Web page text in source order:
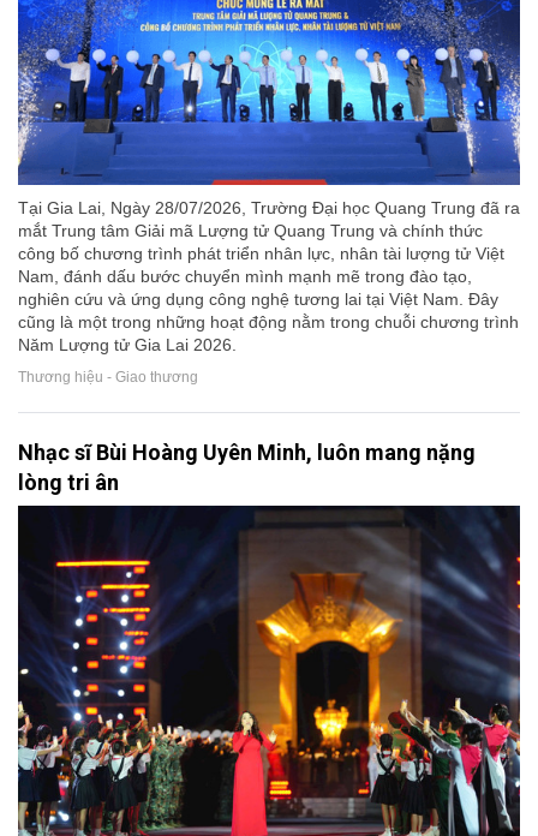
Tại Gia Lai, Ngày 28/07/2026, Trường Đại học Quang Trung đã ra
mắt Trung tâm Giải mã Lượng tử Quang Trung và chính thức
công bố chương trình phát triển nhân lực, nhân tài lượng tử Việt
Nam, đánh dấu bước chuyển mình mạnh mẽ trong đào tạo,
nghiên cứu và ứng dụng công nghệ tương lai tại Việt Nam. Đây
cũng là một trong những hoạt động nằm trong chuỗi chương trình
Năm Lượng tử Gia Lai 2026.
Thương hiệu - Giao thương
Nhạc sĩ Bùi Hoàng Uyên Minh, luôn mang nặng
lòng tri ân